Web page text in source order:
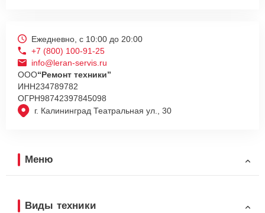
г. Калининград Театральная ул., 30
Ежедневно, с 10:00 до 20:00
+7 (800) 100-91-25
info@leran-servis.ru
ООО“Ремонт техники”
ИНН234789782
ОГРН98742397845098
Меню
Виды техники